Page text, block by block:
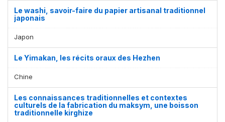
Le washi, savoir-faire du papier artisanal traditionnel
japonais
Japon
Le Yimakan, les récits oraux des Hezhen
Chine
Les connaissances traditionnelles et contextes
culturels de la fabrication du maksym, une boisson
traditionnelle kirghize